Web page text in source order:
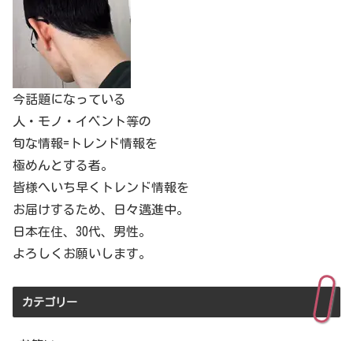
今話題になっている
人・モノ・イベント等の
旬な情報=トレンド情報を
極めんとする者。
皆様へいち早くトレンド情報を
お届けするため、日々邁進中。
日本在住、30代、男性。
よろしくお願いします。
カテゴリー